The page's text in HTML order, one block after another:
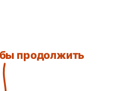
продолжить